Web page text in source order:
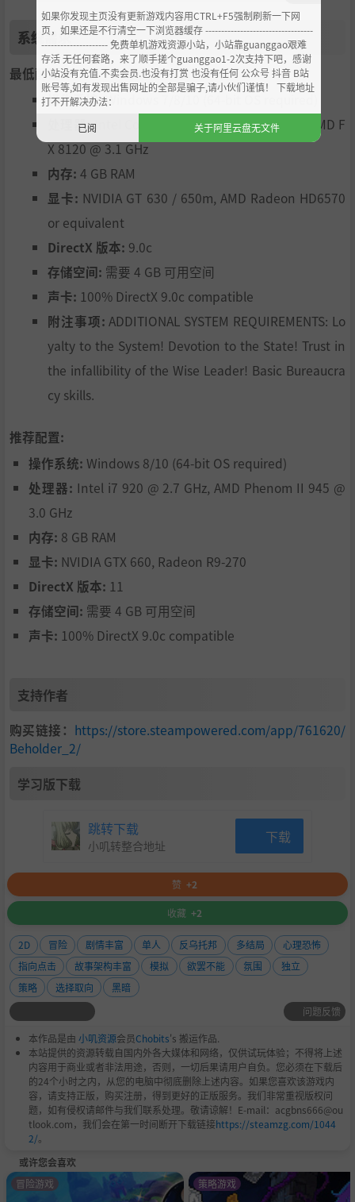
系统需求
最低配置:
操作系统:Windows 7/8/10 (64-bit OS required)
处理器:Intel Core 2 Quad Q6600 @ 2.4 GHz, AMD F
X 8120 @ 3.1 GHz
内存: 4 GB RAM
显卡: NVIDIA GT 630 / 650m, AMD Radeon HD6570
or equivalent
DirectX 版本: 9.0c
存储空间: 需要 4 GB 可用空间
声卡: 100% DirectX 9.0c compatible
附注事项: ADDITIONAL SYSTEM REQUIREMENTS: Lo
yalty to the System! Devotion to the State! Trust in
the infallibility of the Wise Leader! Basic Bureaucra
cy skills.
推荐配置:
操作系统: Windows 8/10 (64-bit OS required)
处理器: Intel i7 920 @ 2.7 GHz, AMD Phenom II 945 @
3.0 GHz
内存: 8 GB RAM
显卡: NVIDIA GTX 660, Radeon R9-270
DirectX 版本: 11
存储空间: 需要 4 GB 可用空间
声卡: 100% DirectX 9.0c compatible
支持作者
购买链接： https://store.steampowered.com/app/761620/
Beholder_2/
学习版下载
跳转下载
小叽转整合地址 下载
赞 +2
收藏 +2
2D 冒险 剧情丰富 单人 反乌托邦 多结局
心理恐怖
指向点击
故事架构丰富 模拟 欲罢不能 氛围
独立
策略
选择取向
黑暗
问题反馈
本作品是由 小叽资源会员Chobits's 搬运作品.
本站提供的资源转载自国内外各大媒体和网络，仅供试玩体验；不得将上述
内容用于商业或者非法用途，否则，一切后果请用户自负。您必须在下载后
的24个小时之内，从您的电脑中彻底删除上述内容。如果您喜欢该游戏内
容，请支持正版，购买注册，得到更好的正版服务。我们非常重视版权问
题，如有侵权请邮件与我们联系处理。敬请谅解！E-mail：acgbns666@ou
tlook.com，我们会在第一时间断开下载链接https://steamzg.com/1044
2/。
或许您会喜欢
冒险游戏 策略游戏
如果你发现主页没有更新游戏内容用CTRL+F5强制刷新一下网
页，如果还是不行清空一下浏览器缓存 ----------------------------------
--------------------- 免费单机游戏资源小站，小站靠guanggao艰难
存活 无任何套路，来了顺手搓个guanggao1-2次支持下吧，感谢
小站没有充值.不卖会员.也没有打赏 也没有任何 公众号 抖音 B站
账号等,如有发现出售网址的全部是骗子,请小伙们谨慎！ 下载地址
打不开解决办法：
已阅
关于阿里云盘无文件